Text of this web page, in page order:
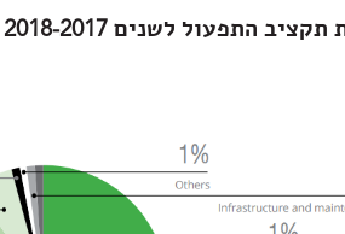
התפעול לשנים 2018-2017 (במיליוני שקלים)